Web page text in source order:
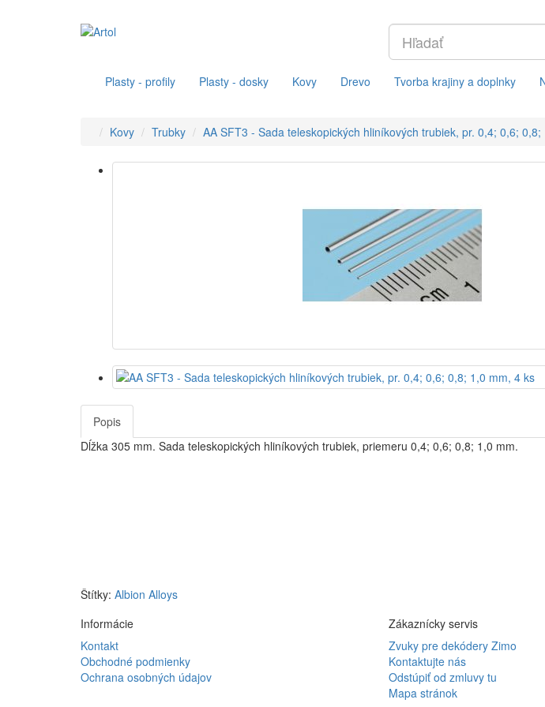
Plasty - profily Plasty - dosky Kovy Drevo Tvorba krajiny a doplnky
Kovy Trubky AA SFT3 - Sada teleskopických hliníkových trubiek, pr. 0,4; 0,6;
Popis
Dĺžka 305 mm. Sada teleskopických hliníkových trubiek, priemeru 0,4; 0,6; 0,8; 1,0 mm.
Štítky: Albion Alloys
Informácie
Kontakt
Obchodné podmienky
Ochrana osobných údajov
Zákaznícky servis
Zvuky pre dekódery Zimo
Kontaktujte nás
Odstúpiť od zmluvy tu
Mapa stránok